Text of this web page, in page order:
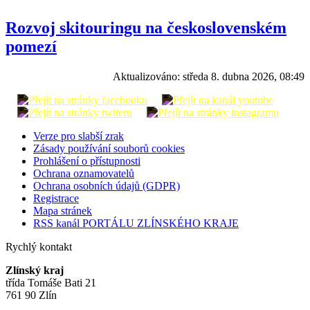
Rozvoj skitouringu na československém
pomezí
Aktualizováno: středa 8. dubna 2026, 08:49
Verze pro slabší zrak
Zásady používání souborů cookies
Prohlášení o přístupnosti
Ochrana oznamovatelů
Ochrana osobních údajů (GDPR)
Registrace
Mapa stránek
RSS kanál PORTÁLU ZLÍNSKÉHO KRAJE
Rychlý kontakt
Zlínský kraj
třída Tomáše Bati 21
761 90 Zlín